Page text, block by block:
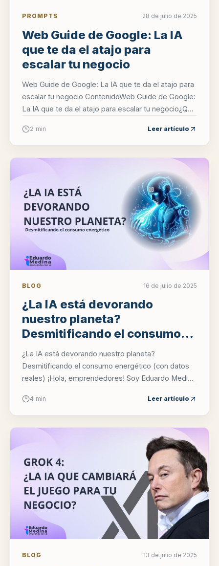
PROMPTS 28 de julio de 2025
Web Guide de Google: La IA
que te da el atajo para
escalar tu negocio
Web Guide de Google: La IA que te da el atajo para
escalar tu negocio ContenidoWeb Guide de Google:
La IA que te da el atajo para escalar tu negocio¿Qué
2 min Leer artículo
BLOG 16 de julio de 2025
¿La IA está devorando
nuestro planeta?
Desmitificando el consumo
energético (con datos reales)
¿La IA está devorando nuestro planeta?
Desmitificando el consumo energético (con datos
reales) ¡Hola, emprendedores! Soy Eduardo Medina
4 min Leer artículo
BLOG 13 de julio de 2025